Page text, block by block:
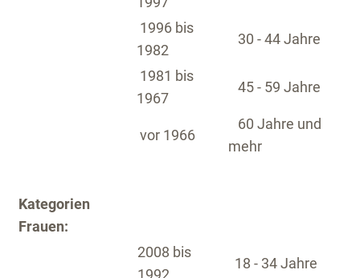
1996 bis
1982
30 - 44 Jahre
1981 bis
1967
45 - 59 Jahre
vor 1966
60 Jahre und
mehr
Kategorien
Frauen:
2008 bis
1992
18 - 34 Jahre